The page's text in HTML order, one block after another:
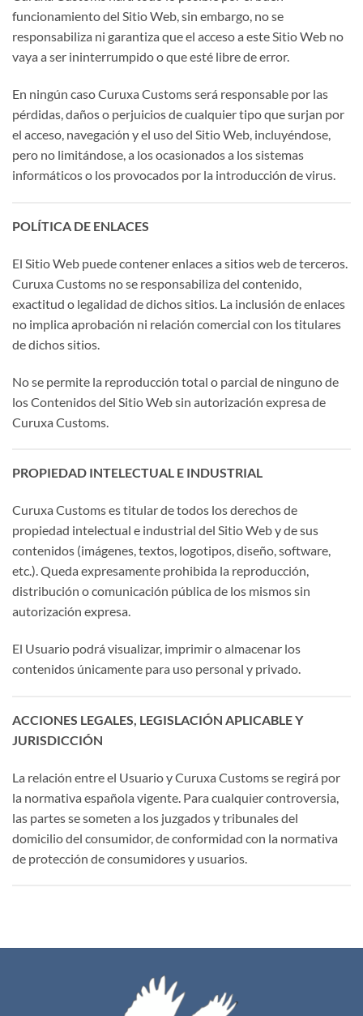
funcionamiento del Sitio Web, sin embargo, no se
responsabiliza ni garantiza que el acceso a este Sitio Web no
vaya a ser ininterrumpido o que esté libre de error.
En ningún caso Curuxa Customs será responsable por las
pérdidas, daños o perjuicios de cualquier tipo que surjan por
el acceso, navegación y el uso del Sitio Web, incluyéndose,
pero no limitándose, a los ocasionados a los sistemas
informáticos o los provocados por la introducción de virus.
POLÍTICA DE ENLACES
El Sitio Web puede contener enlaces a sitios web de terceros.
Curuxa Customs no se responsabiliza del contenido,
exactitud o legalidad de dichos sitios. La inclusión de enlaces
no implica aprobación ni relación comercial con los titulares
de dichos sitios.
No se permite la reproducción total o parcial de ninguno de
los Contenidos del Sitio Web sin autorización expresa de
Curuxa Customs.
PROPIEDAD INTELECTUAL E INDUSTRIAL
Curuxa Customs es titular de todos los derechos de
propiedad intelectual e industrial del Sitio Web y de sus
contenidos (imágenes, textos, logotipos, diseño, software,
etc.). Queda expresamente prohibida la reproducción,
distribución o comunicación pública de los mismos sin
autorización expresa.
El Usuario podrá visualizar, imprimir o almacenar los
contenidos únicamente para uso personal y privado.
ACCIONES LEGALES, LEGISLACIÓN APLICABLE Y
JURISDICCIÓN
La relación entre el Usuario y Curuxa Customs se regirá por
la normativa española vigente. Para cualquier controversia,
las partes se someten a los juzgados y tribunales del
domicilio del consumidor, de conformidad con la normativa
de protección de consumidores y usuarios.